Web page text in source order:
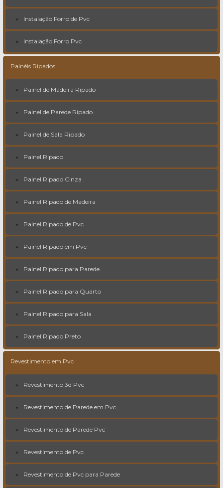
Instalação Forro de Pvc
Instalação Forro Pvc
Painéis Ripados
Painel de Madeira Ripado
Painel de Parede Ripado
Painel de Sala Ripado
Painel Ripado
Painel Ripado Cinza
Painel Ripado de Madeira
Painel Ripado de Pvc
Painel Ripado em Pvc
Painel Ripado para Parede
Painel Ripado para Quarto
Painel Ripado para Sala
Painel Ripado Preto
Revestimento em Pvc
Revestimento 3d Pvc
Revestimento de Parede em Pvc
Revestimento de Parede Pvc
Revestimento de Pvc
Revestimento de Pvc para Parede